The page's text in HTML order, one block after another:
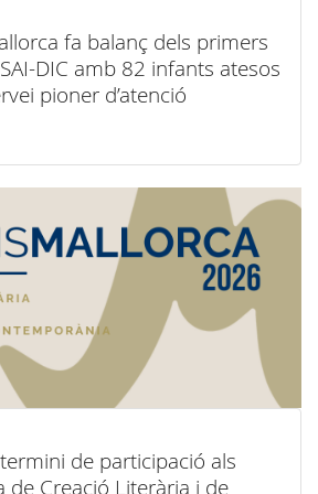
fa balanç dels primers
DIC amb 82 infants atesos
pioner d’atenció
de participació als
de Creació Literària i de